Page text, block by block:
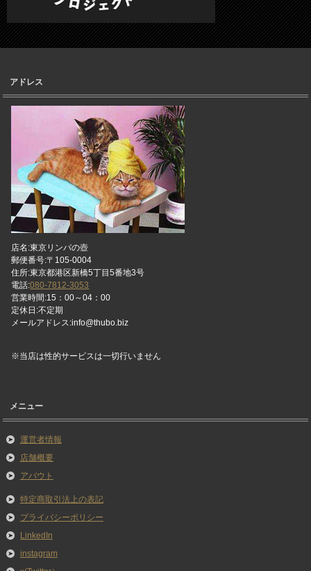
アドレス
店名:東京リンパの壺
郵便番号:〒105-0004
住所:東京都港区新橋5丁目5番地3号
電話:080-7812-3053
営業時間:15：00～04：00
定休日:不定期
メールアドレス:info@thubo.biz
※当店は性的サービスは一切行いません
メニュー
運営者情報
店舗概要
アバウト
特定商取引法上の表記
プライバシーポリシー
LinkedIn
instagram